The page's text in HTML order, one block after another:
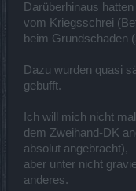
Darüberhinaus
vom Kriegsschrei
beim Grundschaden
Dazu wurden quasi
gebufft.
Ich will mich nicht
dem Zweihand-DK
absolut angebracht),
aber unter nicht
anderes.